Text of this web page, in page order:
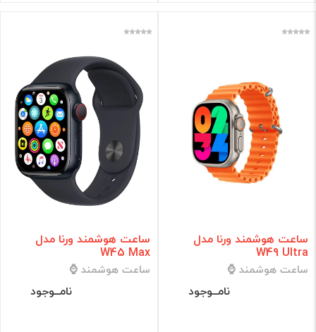
ساعت هوشمند ورنا مدل
W49 Ultra
ساعت هوشمند ⌚
نامــوجود
ساعت هوشمند ورنا مدل
W45 Max
ساعت هوشمند ⌚
نامــوجود